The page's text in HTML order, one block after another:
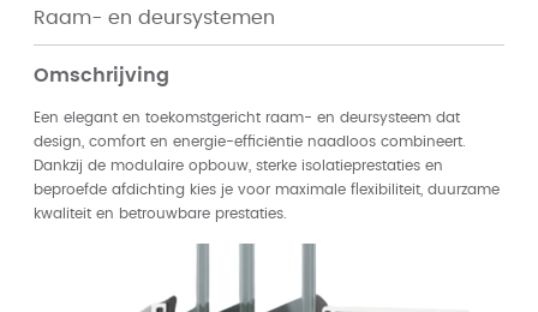
Raam- en deursystemen
Omschrijving
Een elegant en toekomstgericht raam- en deursysteem dat
design, comfort en energie-efficiëntie naadloos combineert.
Dankzij de modulaire opbouw, sterke isolatieprestaties en
beproefde afdichting kies je voor maximale flexibiliteit, duurzame
kwaliteit en betrouwbare prestaties.